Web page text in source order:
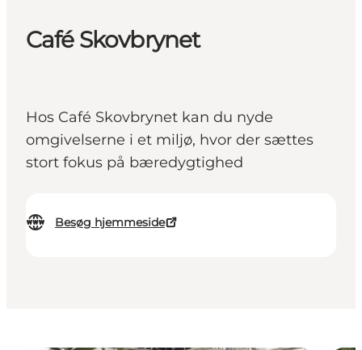
Café Skovbrynet
Hos Café Skovbrynet kan du nyde
omgivelserne i et miljø, hvor der sættes
stort fokus på bæredygtighed
Besøg hjemmeside